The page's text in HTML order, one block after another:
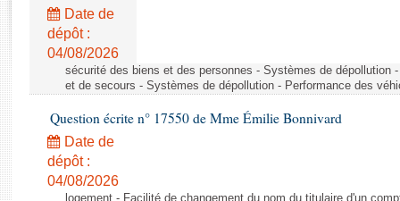
Rapports législatifs
Rapports sur l'application des lois
Baromètre de l’application des lois
Dossiers législatifs
Budget et sécurité sociale
Questions écrites et orales
Comptes rendus des débats
Date de
dépôt :
04/08/2026
sécurité des biens et des personnes - Systèmes de dépollution
et de secours - Systèmes de dépollution - Performance des
Question écrite n° 17550 de Mme Émilie Bonnivard
Date de
dépôt :
04/08/2026
logement - Facilité de changement du nom du titulaire d'un